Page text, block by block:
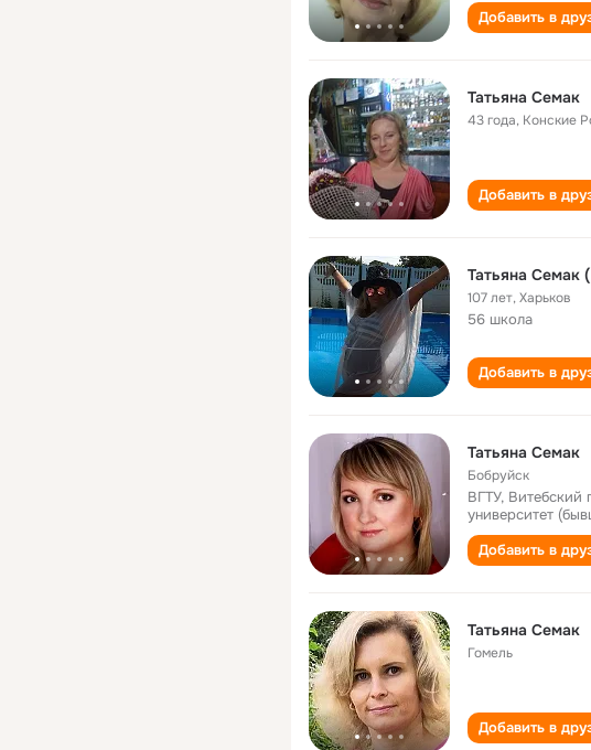
Добавить в
Татьяна Семак
43 года, Конские
Добавить в
107 лет,Харьков
56 школа
Добавить в
Татьяна Семак
Бобруйск
ВГТУ, Витебский
университет
Добавить в
Татьяна Семак
Гомель
Добавить в